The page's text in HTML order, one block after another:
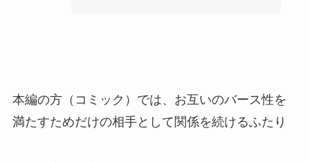
本編の方（コミック）では、お互いのバース性を
満たすためだけの相手として関係を続けるふたり